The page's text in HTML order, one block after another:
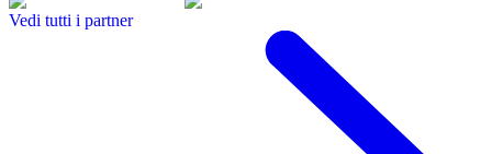
Vedi tutti i partner